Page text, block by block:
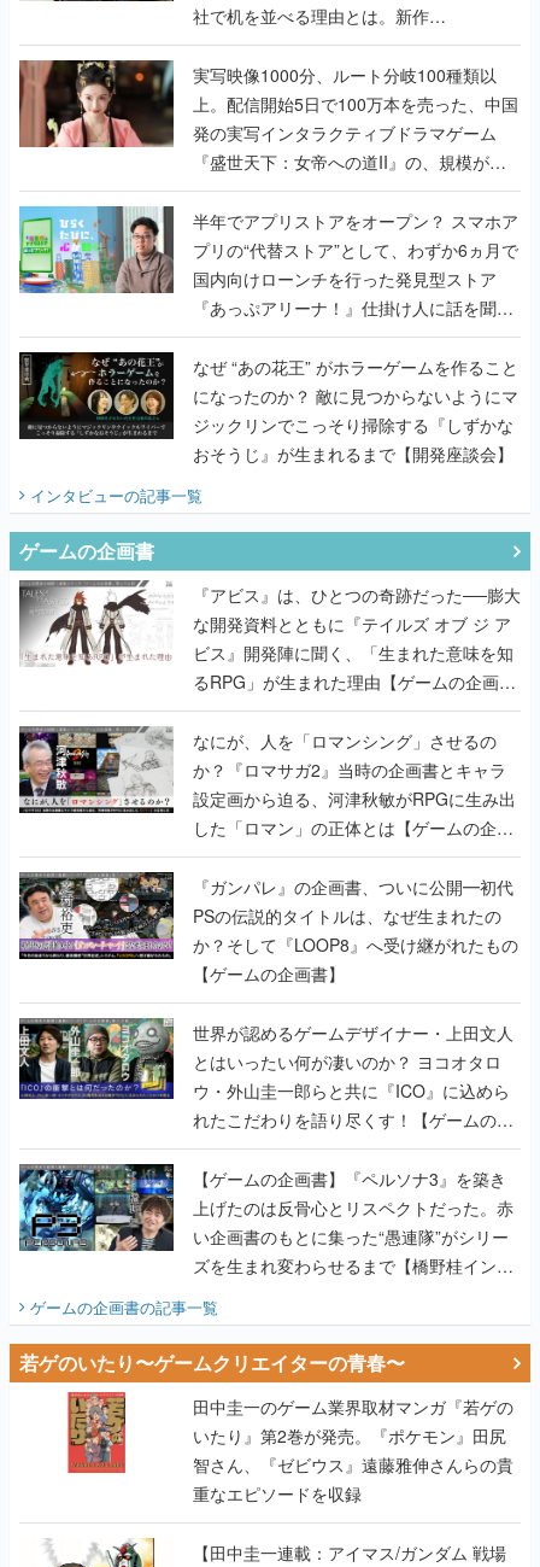
社で机を並べる理由とは。新作
『TATSUJIN EXTREME』で初タッグを組
んだレジェンド2人に訊く開発秘話
実写映像1000分、ルート分岐100種類以
上。配信開始5日で100万本を売った、中国
発の実写インタラクティブドラマゲーム
『盛世天下：女帝への道II』の、規模が違
うこだわりをプロデューサーに聞いた
半年でアプリストアをオープン？ スマホア
プリの“代替ストア”として、わずか6ヵ月で
国内向けローンチを行った発見型ストア
『あっぷアリーナ！』仕掛け人に話を聞い
てみた
なぜ “あの花王” がホラーゲームを作ること
になったのか？ 敵に見つからないようにマ
ジックリンでこっそり掃除する『しずかな
おそうじ』が生まれるまで【開発座談会】
インタビューの記事一覧
ゲームの企画書
『アビス』は、ひとつの奇跡だった──膨大
な開発資料とともに『テイルズ オブ ジ ア
ビス』開発陣に聞く、「生まれた意味を知
るRPG」が生まれた理由【ゲームの企画
書】
なにが、人を「ロマンシング」させるの
か？『ロマサガ2』当時の企画書とキャラ
設定画から迫る、河津秋敏がRPGに生み出
した「ロマン」の正体とは【ゲームの企画
書】
『ガンパレ』の企画書、ついに公開━初代
PSの伝説的タイトルは、なぜ生まれたの
か？そして『LOOP8』へ受け継がれたもの
【ゲームの企画書】
世界が認めるゲームデザイナー・上田文人
とはいったい何が凄いのか？ ヨコオタロ
ウ・外山圭一郎らと共に『ICO』に込めら
れたこだわりを語り尽くす！【ゲームの企
画書】
【ゲームの企画書】『ペルソナ3』を築き
上げたのは反骨心とリスペクトだった。赤
い企画書のもとに集った“愚連隊”がシリー
ズを生まれ変わらせるまで【橋野桂インタ
ビュー】
ゲームの企画書の記事一覧
若ゲのいたり〜ゲームクリエイターの青春〜
田中圭一のゲーム業界取材マンガ『若ゲの
いたり』第2巻が発売。『ポケモン』田尻
智さん、『ゼビウス』遠藤雅伸さんらの貴
重なエピソードを収録
【田中圭一連載：アイマス/ガンダム 戦場